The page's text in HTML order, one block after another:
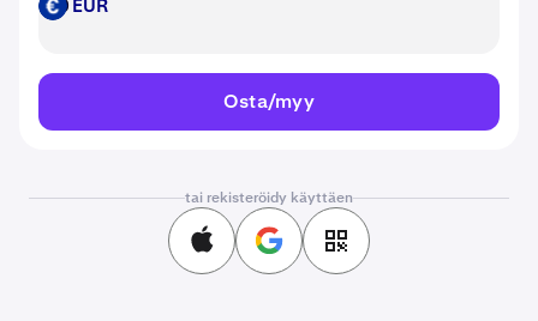
EUR EUR
Osta/myy
tai rekisteröidy käyttäen